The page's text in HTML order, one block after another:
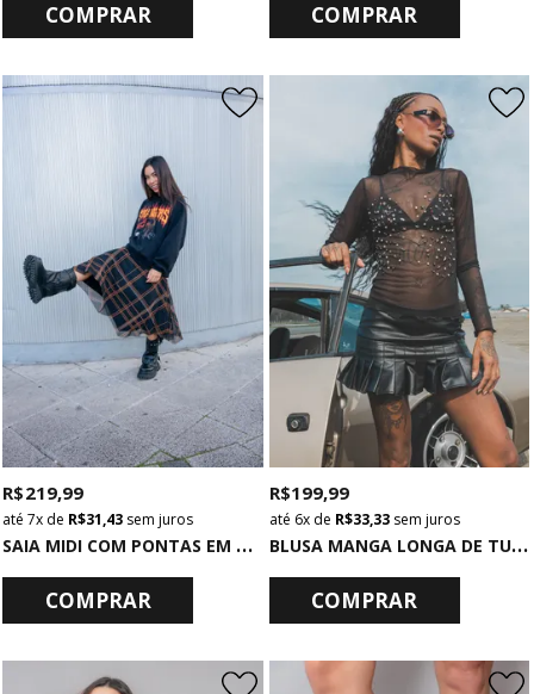
COMPRAR COMPRAR
S
AIA MIDI COM PONTAS EM TULE XADREZ
R$ 219,99
7x de R$ 31,43 sem juros
COMPRAR
B
LUSA MANGA LONGA DE TULE PRETO COM PEDRARIAS
R$ 199,99
6xde R$ 33,33sem juros
COMPRAR